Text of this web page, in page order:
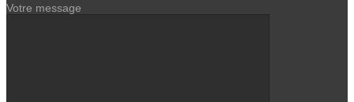
Votre message